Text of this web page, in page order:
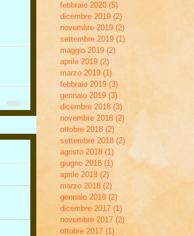
febbraio 2020 (5)
dicembre 2019 (2)
novembre 2019 (2)
settembre 2019 (1)
maggio 2019 (2)
aprile 2019 (2)2 post
marzo 2019 (1)
febbraio 2019 (3)
gennaio 2019 (3) 3 post
dicembre 2018 (3)
novembre 2018 (2)
ottobre 2018 (2)
settembre 2018 (2)
agosto 2018 (1)
giugno 2018 (1)
aprile 2018 (2)
marzo 2018 (2)
gennaio 2018 (2)
dicembre 2017 (1)
novembre 2017 (2)
ottobre 2017 (1)